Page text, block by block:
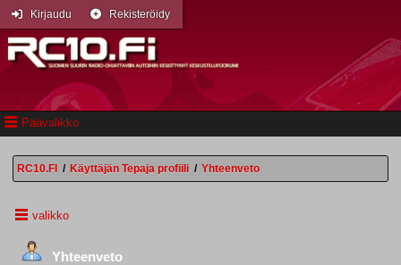
Päävalikko
Kirjaudu Rekisteröidy
RC10.FI / Käyttäjän Tepaja profiili / Yhteenveto
valikko
Yhteenveto